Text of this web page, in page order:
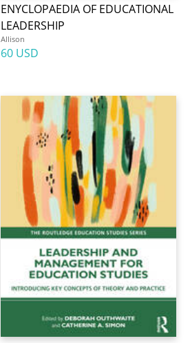
ENYCLOPAEDIA OF EDUCATIONAL
LEADERSHIP
Allison
60 USD